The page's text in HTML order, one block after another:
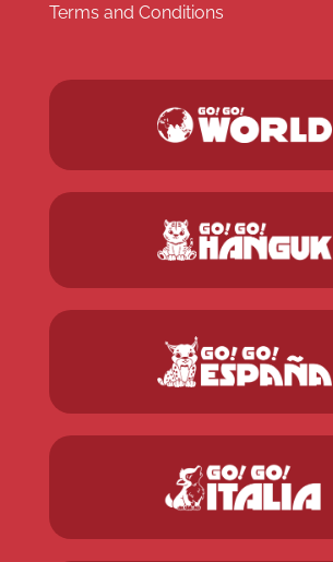
Terms and Conditions